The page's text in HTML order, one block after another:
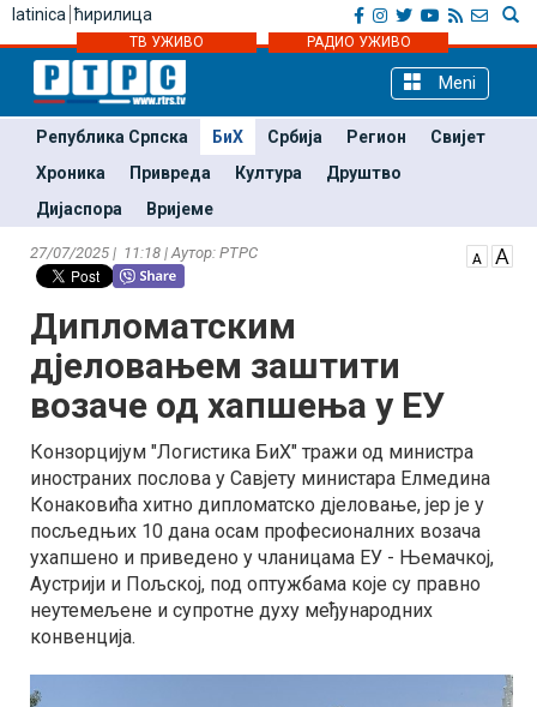
latinica ћирилица
ТВ УЖИВО РАДИО УЖИВО
Meni
Република Српска БиХ Србија Регион
Свијет
Хроника
Привреда Култура
Друштво
Дијаспора
Вријеме
27/07/2025 | 11:18 | Аутор: РТРС
Дипломатским
дјеловањем заштити
возаче од хапшења у ЕУ
Конзорцијум "Логистика БиХ" тражи од министра
иностраних послова у Савјету министара Елмедина
Конаковића хитно дипломатско дјеловање, јер је у
посљедњих 10 дана осам професионалних возача
ухапшено и приведено у чланицама ЕУ - Њемачкој,
Аустрији и Пољској, под оптужбама које су правно
неутемељене и супротне духу међународних
конвенција.